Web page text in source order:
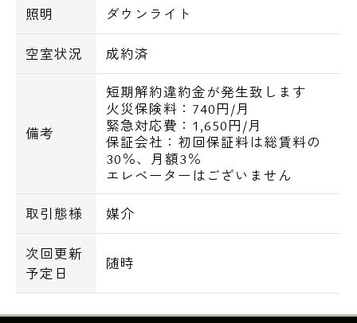
照明 ダウンライト
空室状況 成約済
備考
短期解約違約金が発生致します
火災保険料：740円/月
緊急対応費：1,650円/月
保証会社：初回保証料は総賃料の
30％、月額3％
エレベーターはございません
取引態様 媒介
次回更新
予定日
随時